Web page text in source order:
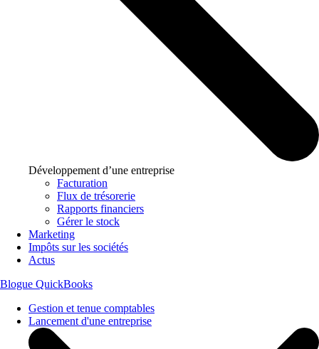
Développement d’une entreprise
Facturation
Flux de trésorerie
Rapports financiers
Gérer le stock
Marketing
Impôts sur les sociétés
Actus
Blogue QuickBooks
Gestion et tenue comptables
Lancement d'une entreprise